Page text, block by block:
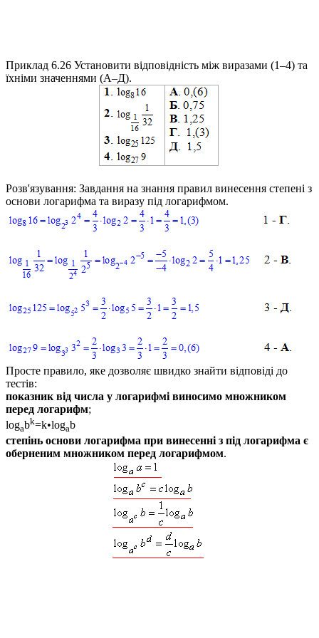
Приклад 6.26 Установити відповідність між виразами (1–4) та
їхніми значеннями (А–Д).
Розв'язування: Завдання на знання правил винесення степені з
основи логарифма та виразу під логарифмом.
Просте правило, яке дозволяє швидко знайти відповіді до
тестів:
показник від числа у логарифмі виносимо множником
перед логарифм;
logabk=k•logab
степінь основи логарифма при винесенні з під логарифма є
оберненим множником перед логарифмом.